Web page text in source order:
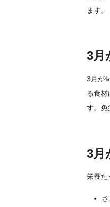
ます。
3月
3月が
る食
す。免
3月
栄養た